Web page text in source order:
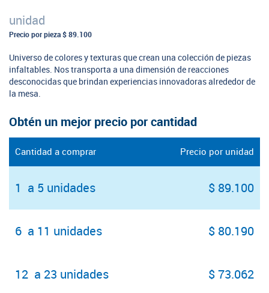
unidad
Precio por pieza $ 89.100
Universo de colores y texturas que crean una colección de piezas
infaltables. Nos transporta a una dimensión de reacciones
desconocidas que brindan experiencias innovadoras alrededor de
la mesa.
Obtén un mejor precio por cantidad
Cantidad a comprar Precio por unidad
1 a 5 unidades $ 89.100
6 a 11 unidades $ 80.190
12 a 23 unidades $ 73.062